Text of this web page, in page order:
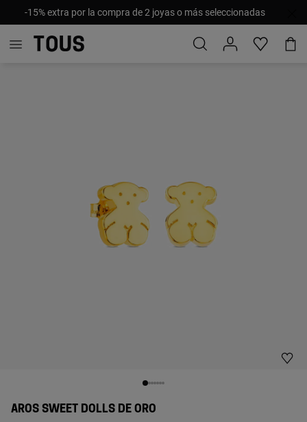
-15% extra por la compra de 2 joyas o más seleccionadas
AROS SWEET DOLLS DE ORO